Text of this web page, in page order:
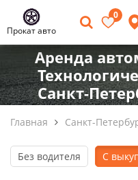
Прокат авто
0
Аренда
Санкт-
Главная Санкт-
Без водителя С